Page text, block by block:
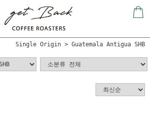
Single Origin Guatemala Antigua SHB